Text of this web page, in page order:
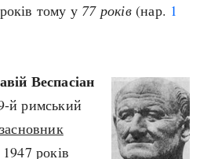
тому у 77 років(нар. 1
Веспасіан
й римський
засновник
років